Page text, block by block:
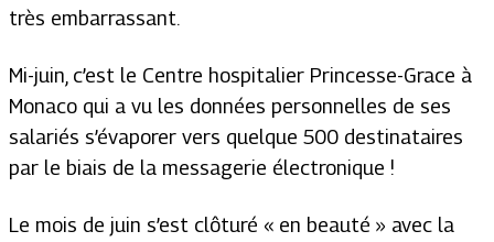
très embarrassant.
Mi-juin, c’est le Centre hospitalier Princesse-Grace à
Monaco qui a vu les données personnelles de ses
salariés s’évaporer vers quelque 500 destinataires
par le biais de la messagerie électronique !
Le mois de juin s’est clôturé « en beauté » avec la